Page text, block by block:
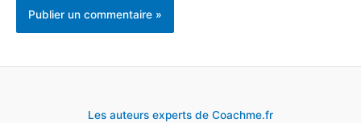
Les auteurs experts de Coachme.fr